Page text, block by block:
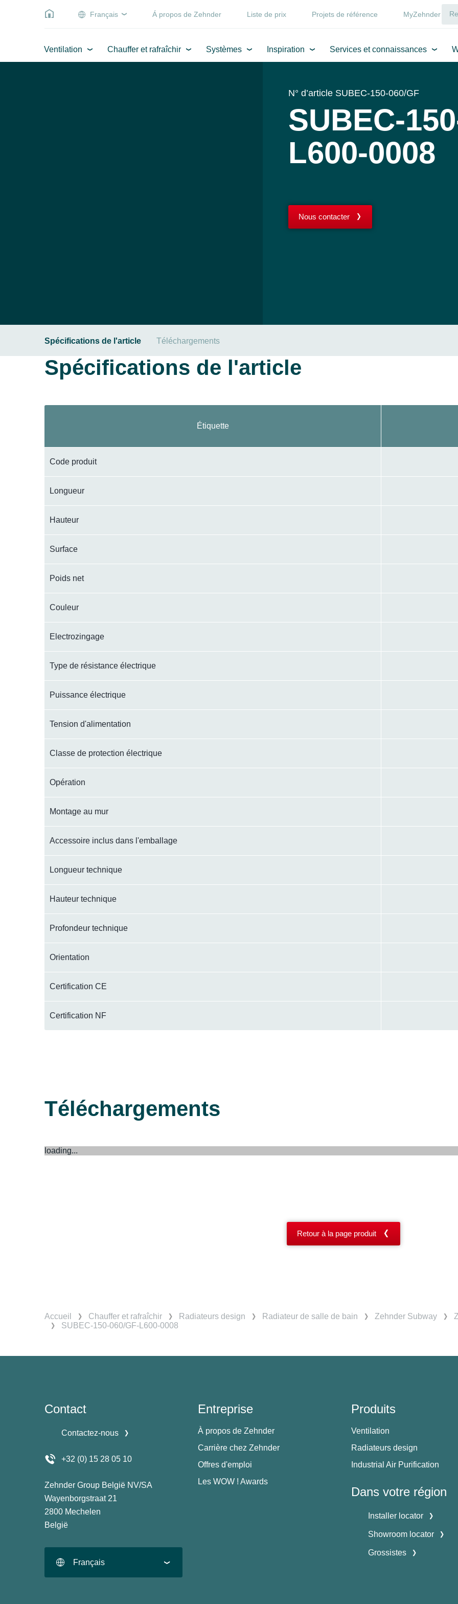
Français Á propos de Zehnder Liste de prix Projets de référence MyZehnder
Ventilation Chauffer et rafraîchir Systèmes Inspiration Services et connaissances
N° d’article SUBEC-150-060/GF
SUBEC-
L600-0008
Nous contacter
Spécifications de l'article Téléchargements
Spécifications de l'article
Étiquette
Code produit
Longueur
Hauteur
Surface
Poids net
Couleur
Electrozingage
Type de résistance électrique
Puissance électrique
Tension d'alimentation
Classe de protection électrique
Opération
Montage au mur
Accessoire inclus dans l'emballage
Longueur technique
Hauteur technique
Profondeur technique
Orientation
Certification CE
Certification NF
Téléchargements
loading...
Retour à la page produit
Accueil Chauffer et rafraîchir Radiateurs design Radiateur de salle de bain Zehnder Subway
SUBEC-150-060/GF-L600-0008
Contact
Contactez-nous
+32 (0) 15 28 05 10
Zehnder Group België NV/SA
Wayenborgstraat 21
2800 Mechelen
België
Français
Entreprise
À propos de Zehnder
Carrière chez Zehnder
Offres d'emploi
Les WOW ! Awards
Produits
Ventilation
Radiateurs design
Industrial Air Purification
Dans votre région
Installer locator
Showroom locator
Grossistes